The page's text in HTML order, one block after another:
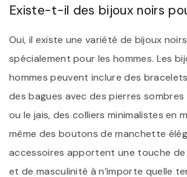
Existe-t-il des bijoux noirs
Oui, il existe une variété de bijoux
spécialement pour les hommes. Les
hommes peuvent inclure des
des bagues avec des pierres sombres
ou le jais, des colliers minimalistes en
même des boutons de manchette
accessoires apportent une touche
et de masculinité à n’importe quelle